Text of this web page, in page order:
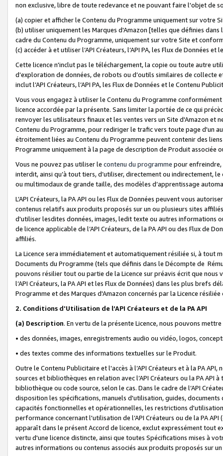
non exclusive, libre de toute redevance et ne pouvant faire l'objet de
(a) copier et afficher le Contenu du Programme uniquement sur votre
(b) utiliser uniquement les Marques d'Amazon [telles que définies dans
cadre du Contenu du Programme, uniquement sur votre Site et
(c) accéder à et utiliser l’API Créateurs, l’API PA, les Flux de Données
Cette licence n'inclut pas le téléchargement, la copie ou toute autre
d’exploration de données, de robots ou d’outils similaires de
inclut l’API Créateurs, l’API PA, les Flux de Données et le Contenu
Vous vous engagez à utiliser le Contenu du Programme
licence accordée par la présente. Sans limiter la portée de ce qui
renvoyer les utilisateurs finaux et les ventes vers un Site d'Amazon et
Contenu du Programme, pour rediriger le trafic vers toute page d'un
étroitement liées au Contenu du Programme peuvent contenir des
Programme uniquement à la page de description de Produit associée
Vous ne pouvez pas utiliser le contenu du programme pour
interdit, ainsi qu’à tout tiers, d’utiliser, directement ou indirectement,
ou multimodaux de grande taille, des modèles d’apprentissage
L’API Créateurs, la PA API ou les Flux de Données peuvent vous
contenus relatifs aux produits proposés sur un ou plusieurs sites
d'utiliser lesdites données, images, ledit texte ou autres informations
de licence applicable de l’API Créateurs, de la PA API ou des Flux de
affiliés.
La Licence sera immédiatement et automatiquement résiliée si, à
Documents du Programme (tels que définis dans le Décompte de
pouvons résilier tout ou partie de la Licence sur préavis écrit que
l’API Créateurs, la PA API et les Flux de Données) dans les plus
Programme et des Marques d'Amazon concernés par la Licence
2. Conditions d'Utilisation de l’API Créateurs et de la PA API
(a) Description. En vertu de la présente Licence, nous pouvons
• des données, images, enregistrements audio ou vidéo, logos,
• des textes comme des informations textuelles sur le Produit.
Outre le Contenu Publicitaire et l'accès à l’API Créateurs et à la PA
sources et bibliothèques en relation avec l’API Créateurs ou la PA
bibliothèque ou code source, selon le cas. Dans le cadre de l’API
disposition les spécifications, manuels d'utilisation, guides,
capacités fonctionnelles et opérationnelles, les restrictions
performance concernant l'utilisation de l’API Créateurs ou de la PA
apparaît dans le présent Accord de licence, exclut expressément tout
vertu d'une licence distincte, ainsi que toutes Spécifications mises à
autres informations ou contenus associés aux produits proposés sur